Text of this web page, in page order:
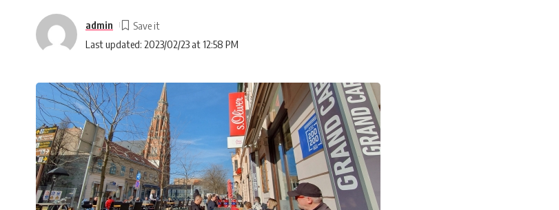
Last updated: 2023/02/23 at 12:58 PM
admin